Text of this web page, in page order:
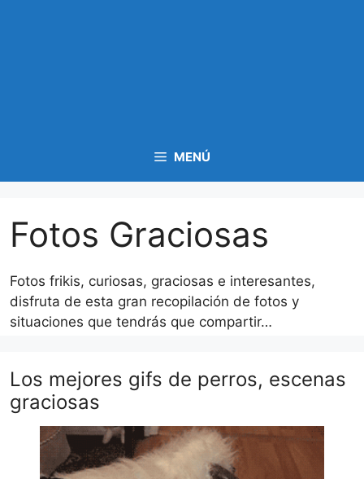
MENÚ
Fotos Graciosas
Fotos frikis, curiosas, graciosas e interesantes,
disfruta de esta gran recopilación de fotos y
situaciones que tendrás que compartir…
Los mejores gifs de perros, escenas
graciosas